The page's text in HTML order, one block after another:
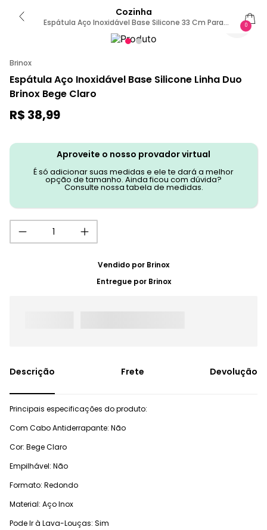
Cozinha
Espátula Aço Inoxidável Base Silicone 33 Cm Para
Panela Antiaderente Linha Duo Brinox VANILLA
0
Brinox
Espátula Aço Inoxidável Base Silicone Linha Duo
Brinox Bege Claro
R$ 38,99
Aproveite o nosso provador virtual
É só adicionar suas medidas e ele te dará a melhor
opção de tamanho. Ainda ficou com dúvida?
Consulte nossa tabela de medidas.
Vendido por Brinox
Entregue por Brinox
Frete Devolução
Principais especificações do produto:
Com Cabo Antiderrapante: Não
Cor: Bege Claro
Empilhável: Não
Formato: Redondo
Material: Aço Inox
Pode Ir à Lava-Louças: Sim